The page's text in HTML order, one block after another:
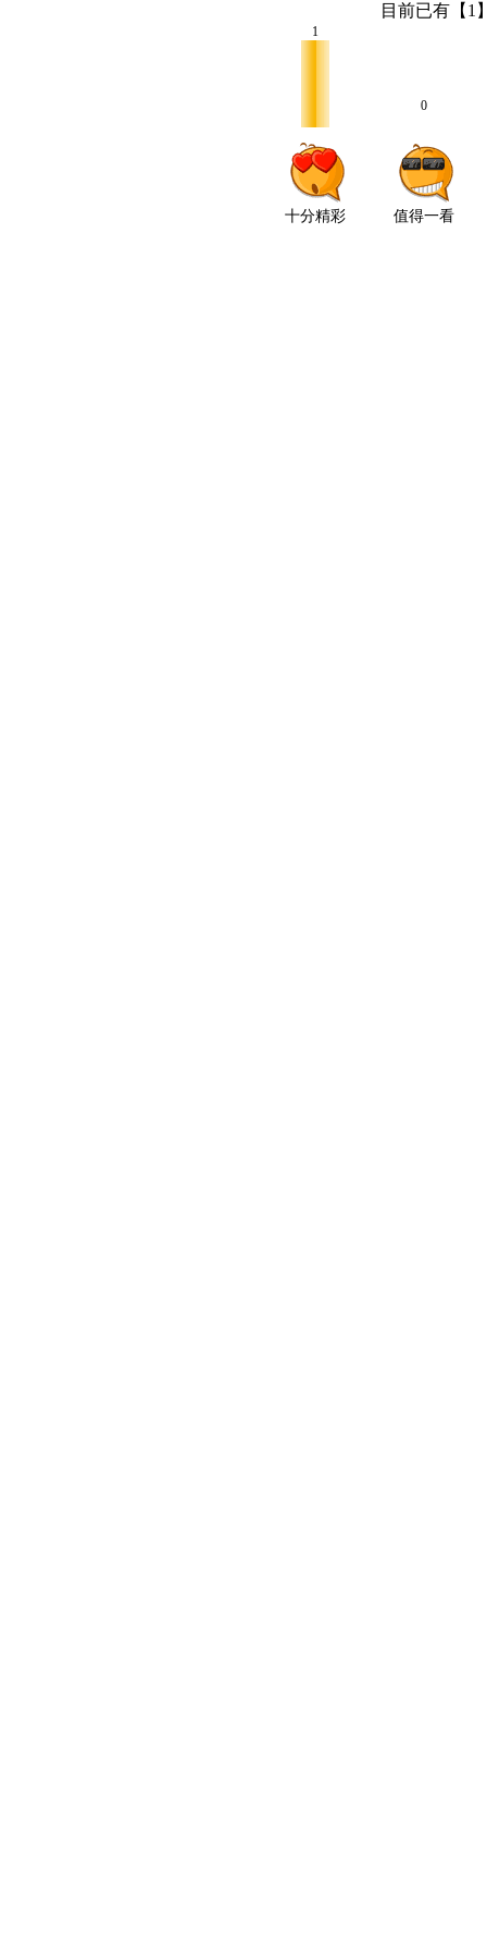
目前已有【 1
1
十分精彩
0
值得一看